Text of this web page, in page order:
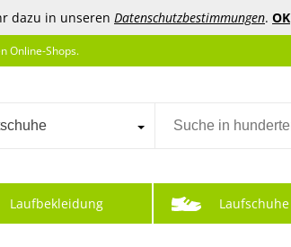
dazu in unseren Datenschutzbestimmungen. OK
Online-Shops.
Laufbekleidung Laufschuhe